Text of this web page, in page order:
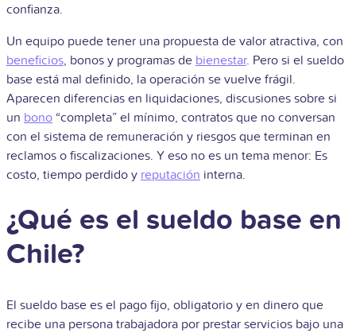
confianza.
Un equipo puede tener una propuesta de valor atractiva, con
beneficios, bonos y programas de bienestar. Pero si el sueldo
base está mal definido, la operación se vuelve frágil.
Aparecen diferencias en liquidaciones, discusiones sobre si
un bono “completa” el mínimo, contratos que no conversan
con el sistema de remuneración y riesgos que terminan en
reclamos o fiscalizaciones. Y eso no es un tema menor: Es
costo, tiempo perdido y reputación interna.
¿Qué es el sueldo base en
Chile?
El sueldo base es el pago fijo, obligatorio y en dinero que
recibe una persona trabajadora por prestar servicios bajo una